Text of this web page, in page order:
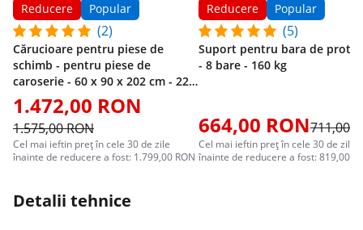
Reducere Popular
(2)
Cărucioare pentru piese de
schimb - pentru piese de
caroserie - 60 x 90 x 202 cm - 220
kg
1.472,00 RON
1.575,00 RON
Cel mai ieftin preț în cele 30 de zile
înainte de reducere a fost: 1.799,00 RON
Reducere Popular
(5)
Suport pentru bara de
- 8 bare - 160 kg
664,00 RON711,00
Cel mai ieftin preț în cele 30 de zile
înainte de reducere a fost: 819,00
Detalii tehnice